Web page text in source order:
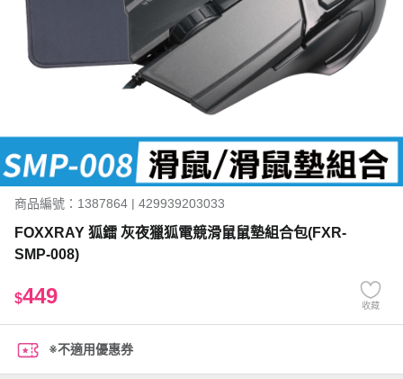
商品編號：1387864 | 429939203033
FOXXRAY 狐鐳 灰夜獵狐電競滑鼠鼠墊組合包(FXR-
SMP-008)
$449 收藏
※不適用優惠券